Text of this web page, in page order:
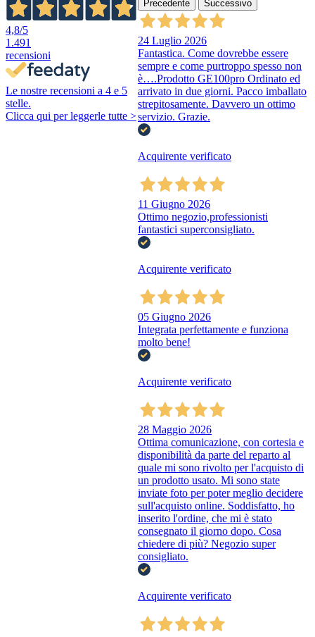
4,8/5
1.491
recensioni
Le nostre recensioni a 4 e 5
stelle.
Clicca qui per leggerle tutte >
Precedente Successivo
24 Luglio 2026
Fantastica. Come dovrebbe essere
sempre e come purtroppo spesso non
è….Prodotto GE100pro Ordinato ed
arrivato in due giorni. Pacco imballato
strepitosamente. Davvero un ottimo
servizio. Grazie.
Acquirente verificato
11 Giugno 2026
Ottimo negozio,professionisti
fantastici superconsigliato.
Acquirente verificato
05 Giugno 2026
Integrata perfettamente e funziona
molto bene!
Acquirente verificato
28 Maggio 2026
Ottima comunicazione, con cortesia e
disponibilità da parte del reparto al
quale mi sono rivolto per l'acquisto di
un prodotto usato. Mi sono state
inviate foto per poter meglio decidere
sull'acquisto online. Soddisfatto, ho
inserito l'ordine, che mi è stato
consegnato il giorno dopo. Cosa
chiedere di più? Negozio super
consigliato.
Acquirente verificato